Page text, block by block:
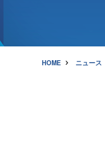
HOME ニュース